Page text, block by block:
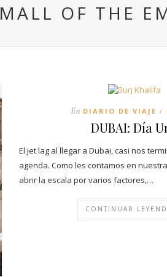
MALL OF THE
En DIARIO DE VIAJE /
DUBAI: Día
El jet lag al llegar a Dubai, casi nos
agenda. Como les contamos en
abrir la escala por varios factores,…
CONTINUAR